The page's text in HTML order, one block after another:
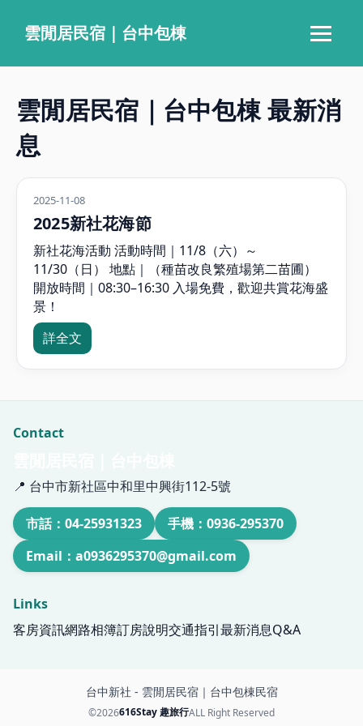
雲閒居民宿｜台中包棟
‹ ›
雲閒居民宿｜台中包棟 最新消
息
2025-11-08
2025新社花海節
新社花海活動 活動時間｜11/8（六）～
11/30（日） 地點｜（種苗改良繁殖場第二苗圃）
開放時間｜08:30–16:30 入場免費，歡迎共賞花海盛
景！
詳全文
Contact
📍 台中市新社區中和里中興街112-5號
市話：04-25931323
手機：0936-295370
Email：a0936295370@gmail.com
Links
客房資訊網路相簿訂房說明交通指引最新消息Q&A
台中新社 - 雲閒居民宿｜台中包棟民宿
©2026616Stay 趣旅行ALL Right Reserved